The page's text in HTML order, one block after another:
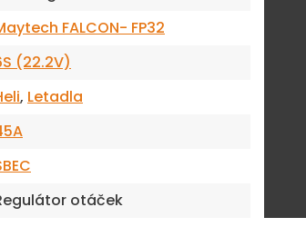
FALCON- FP32
(22.2V)
, Letadla
otáček